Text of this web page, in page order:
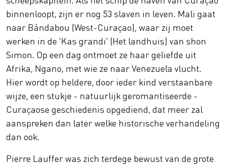
binnenloopt, zijn er nog 53 slaven in leven. Mali gaat
naar Bándabou (West-Curaçao), waar zij moet
werken in de ‘Kas grandi’ (Het landhuis) van shon
Simon. Op een dag ontmoet ze haar geliefde uit
Afrika, Ngano, met wie ze naar Venezuela vlucht.
Hier wordt op heldere, door ieder kind verstaanbare
wijze, een stukje - natuurlijk geromantiseerde -
Curaçaose geschiedenis opgediend, dat meer zal
aanspreken dan later welke historische verhandeling
dan ook.
Pierre Lauffer was zich terdege bewust van de grote